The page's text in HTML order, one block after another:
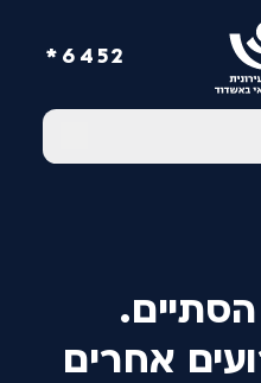
6452*
הסתיים.
אחרים